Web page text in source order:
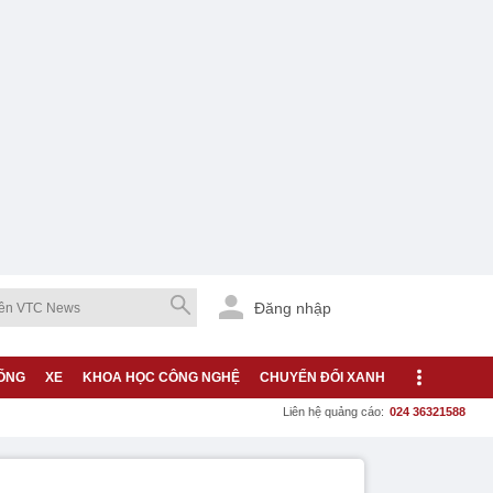
Đăng nhập
XE KHOA HỌC CÔNG NGHỆ CHUYỂN ĐỔI XANH
Liên hệ quảng cáo: 024 36321588